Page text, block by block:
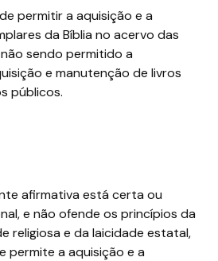
permitir a aquisição e a
da Bíblia no acervo das
sendo permitido a
e manutenção de livros
públicos.
afirmativa está certa ou
e não ofende os princípios da
religiosa e da laicidade estatal,
permite a aquisição e a